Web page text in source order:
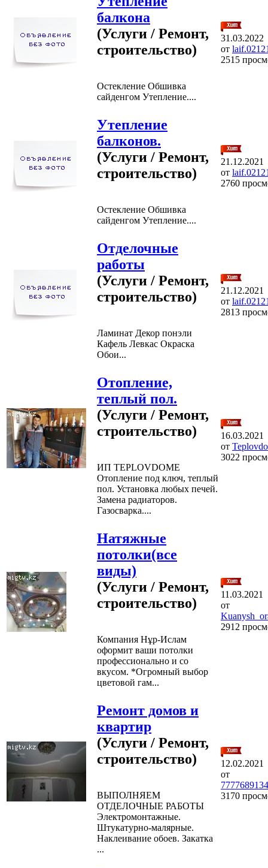
балкона
(Услуги / Ремонт,
строительство)
Остекление Обшивка
сайденгом Утепление....
31.03.2022
от
2515
Утепление
балконов.
(Услуги / Ремонт,
строительство)
Остекление Обшивка
сайденгом Утепление....
21.12.2021
от
2760
Отделочные
работы
(Услуги / Ремонт,
строительство)
Ламинат Декор понэли
Кафель Левкас Окраска
Обои...
21.12.2021
от
2813
Отопление,
теплый пол.
(Услуги / Ремонт,
строительство)
ИП TEPLOVDOME
Отопление под ключ, теплый
пол. Установка любых печей.
Замена радиаторов.
Газосварка....
16.03.2021
от
3022
Натяжные
потолки(все
виды)
(Услуги / Ремонт,
строительство)
Компания Нұр-Ислам
оформит ваши потолки
профессионально и со
вкусом. *Огромный выбор
цветовой гам...
11.03.2021
от
2912
Ремонт домов и
квартир
(Услуги / Ремонт,
строительство)
ВЫПОЛНЯЕМ
ОТДЕЛОЧНЫЕ РАБОТЫ
Электромонтажные.
Штукатурно-малярные.
Наклеивание обоев. Закатка
...
12.02.2021
от
3170